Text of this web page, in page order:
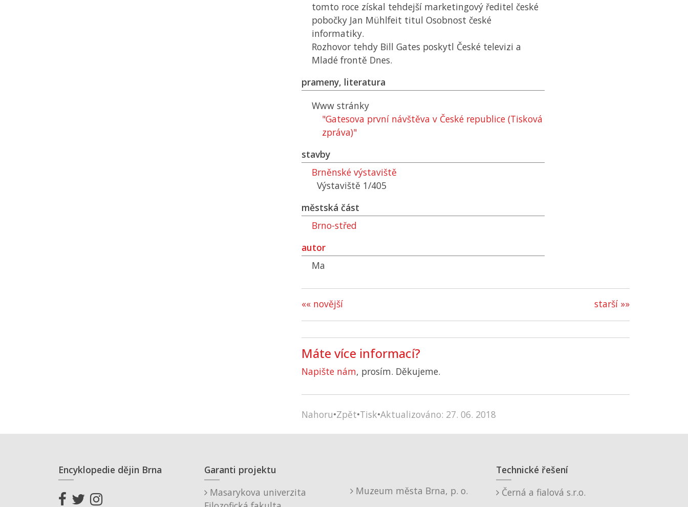
tomto roce získal tehdejší marketingový ředitel české
pobočky Jan Mühlfeit titul Osobnost české
informatiky.
Rozhovor tehdy Bill Gates poskytl České televizi a
Mladé frontě Dnes.
prameny, literatura
Www stránky
"Gatesova první návštěva v České republice (Tisková
zpráva)"
stavby
Brněnské výstaviště
Výstaviště 1/405
městská část
Brno-střed
autor
Ma
starší »»
«« novější
Máte více informací?
Napište nám, prosím. Děkujeme.
Nahoru•Zpět•Tisk•Aktualizováno: 27. 06. 2018
Encyklopedie dějin Brna
Garanti projektu
Masarykova univerzita
Muzeum města Brna, p. o.
Technické řešení
Černá a fialová s.r.o.